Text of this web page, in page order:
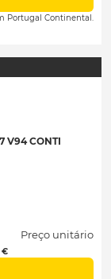
Portugal Continental.
V94 CONTI
€
Preço unitário